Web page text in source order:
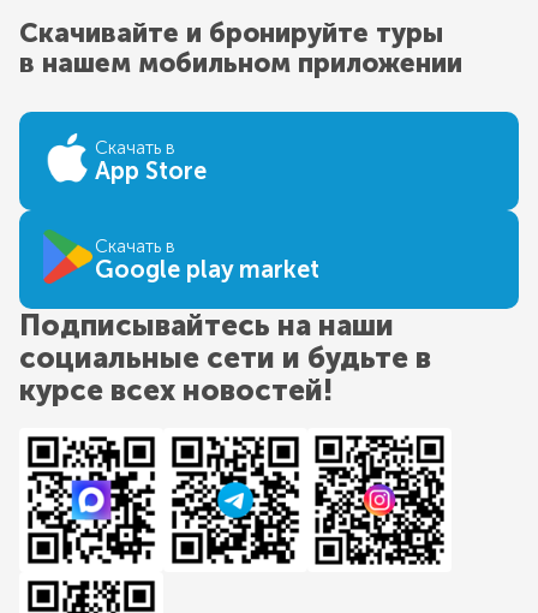
Скачивайте и бронируйте туры
в нашем мобильном приложении
Скачать в
App Store
Скачать в
Google play market
Подписывайтесь на наши
социальные сети и будьте в
курсе всех новостей!